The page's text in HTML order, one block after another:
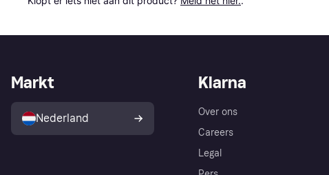
Klarna
Over ons
Careers
Legal
Markt
Nederland